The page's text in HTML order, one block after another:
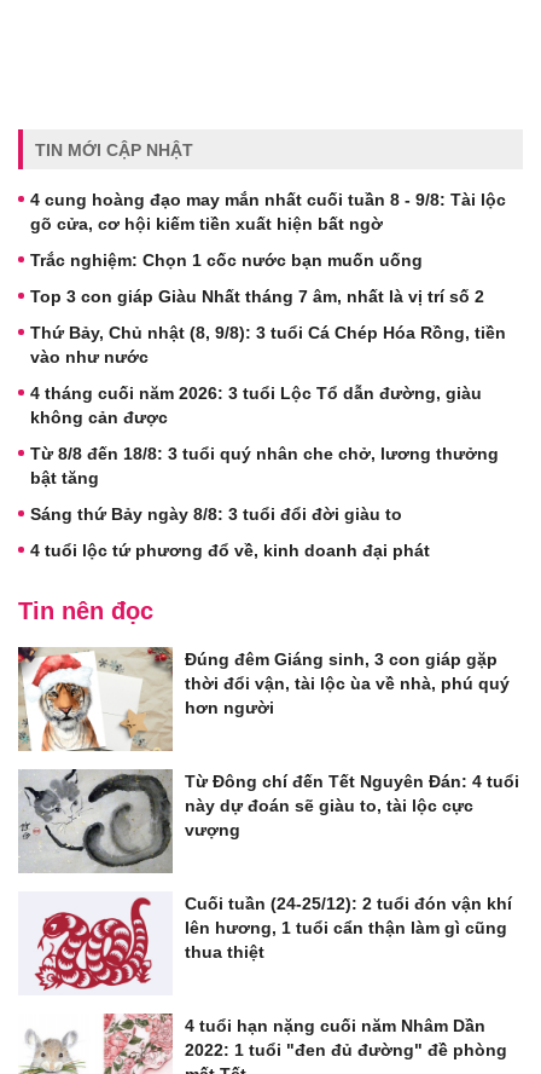
TIN MỚI CẬP NHẬT
4 cung hoàng đạo may mắn nhất cuối tuần 8 - 9/8: Tài lộc
gõ cửa, cơ hội kiếm tiền xuất hiện bất ngờ
Trắc nghiệm: Chọn 1 cốc nước bạn muốn uống
Top 3 con giáp Giàu Nhất tháng 7 âm, nhất là vị trí số 2
Thứ Bảy, Chủ nhật (8, 9/8): 3 tuổi Cá Chép Hóa Rồng, tiền
vào như nước
4 tháng cuối năm 2026: 3 tuổi Lộc Tổ dẫn đường, giàu
không cản được
Từ 8/8 đến 18/8: 3 tuổi quý nhân che chở, lương thưởng
bật tăng
Sáng thứ Bảy ngày 8/8: 3 tuổi đổi đời giàu to
4 tuổi lộc tứ phương đổ về, kinh doanh đại phát
Tin nên đọc
Đúng đêm Giáng sinh, 3 con giáp gặp
thời đổi vận, tài lộc ùa về nhà, phú quý
hơn người
Từ Đông chí đến Tết Nguyên Đán: 4 tuổi
này dự đoán sẽ giàu to, tài lộc cực
vượng
Cuối tuần (24-25/12): 2 tuổi đón vận khí
lên hương, 1 tuổi cẩn thận làm gì cũng
thua thiệt
4 tuổi hạn nặng cuối năm Nhâm Dần
2022: 1 tuổi "đen đủ đường" đề phòng